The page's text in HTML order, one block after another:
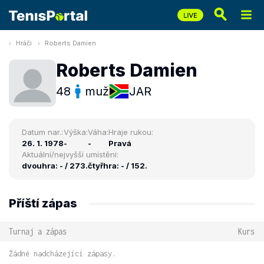
Hráči Roberts Damien
Roberts Damien
48 muž JAR
Datum nar.:
26. 1. 1978
Výška:
-
Váha:
-
Hraje rukou:
Pravá
Aktuální/nejvyšší umístění:
dvouhra: - / 273.čtyřhra: - / 152.
Příští zápas
Turnaj a zápas Kurs
Žádné nadcházející zápasy.